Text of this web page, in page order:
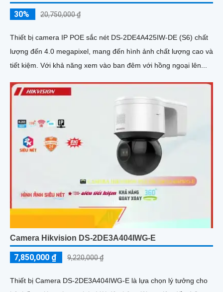
30% 20,750,000 ₫
Thiết bị camera IP POE sắc nét DS-2DE4A425IW-DE (S6) chất
lượng đến 4.0 megapixel, mang đến hình ảnh chất lượng cao và
tiết kiệm. Với khả năng xem vào ban đêm với hồng ngoại lên...
Camera Hikvision DS-2DE3A404IWG-E
7,850,000 ₫ 9,220,000 ₫
Thiết bị Camera DS-2DE3A404IWG-E là lựa chọn lý tưởng cho